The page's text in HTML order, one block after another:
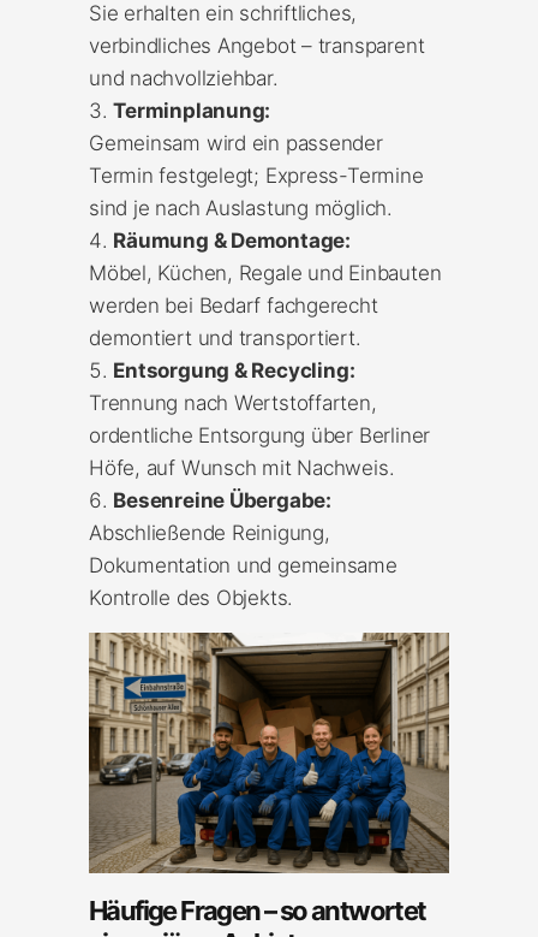
Sie erhalten ein schriftliches,
verbindliches Angebot – transparent
und nachvollziehbar.
Terminplanung:
Gemeinsam wird ein passender
Termin festgelegt; Express-Termine
sind je nach Auslastung möglich.
Räumung & Demontage:
Möbel, Küchen, Regale und Einbauten
werden bei Bedarf fachgerecht
demontiert und transportiert.
Entsorgung & Recycling:
Trennung nach Wertstoffarten,
ordentliche Entsorgung über Berliner
Höfe, auf Wunsch mit Nachweis.
Besenreine Übergabe:
Abschließende Reinigung,
Dokumentation und gemeinsame
Kontrolle des Objekts.
Häufige Fragen – so antwortet